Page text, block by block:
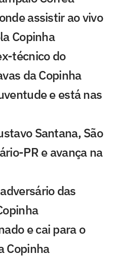
assistir ao vivo
Copinha
técnico do
da Copinha
e está nas
Santana, São
PR e avança na
das
e cai para o
Copinha